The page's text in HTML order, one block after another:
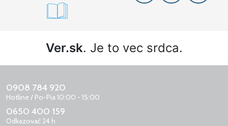
Ver.sk. Je to vec srdca.
0908 784 920
Hotline / Po-Pia 10:00 - 15:00
0650 400 159
Odkazovač 24 h